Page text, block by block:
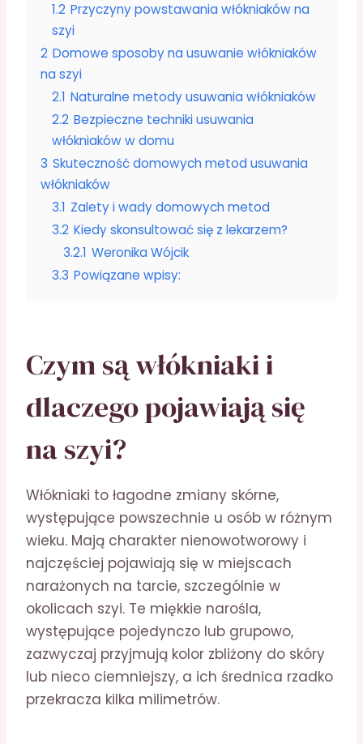
1.2 Przyczyny powstawania włókniaków na
szyi
2 Domowe sposoby na usuwanie włókniaków
na szyi
2.1 Naturalne metody usuwania włókniaków
2.2 Bezpieczne techniki usuwania
włókniaków w domu
3 Skuteczność domowych metod usuwania
włókniaków
3.1 Zalety i wady domowych metod
3.2 Kiedy skonsultować się z lekarzem?
3.2.1 Weronika Wójcik
3.3 Powiązane wpisy:
Czym są włókniaki i
dlaczego pojawiają się
na szyi?
Włókniaki to łagodne zmiany skórne,
występujące powszechnie u osób w różnym
wieku. Mają charakter nienowotworowy i
najczęściej pojawiają się w miejscach
narażonych na tarcie, szczególnie w
okolicach szyi. Te miękkie narośla,
występujące pojedynczo lub grupowo,
zazwyczaj przyjmują kolor zbliżony do skóry
lub nieco ciemniejszy, a ich średnica rzadko
przekracza kilka milimetrów.